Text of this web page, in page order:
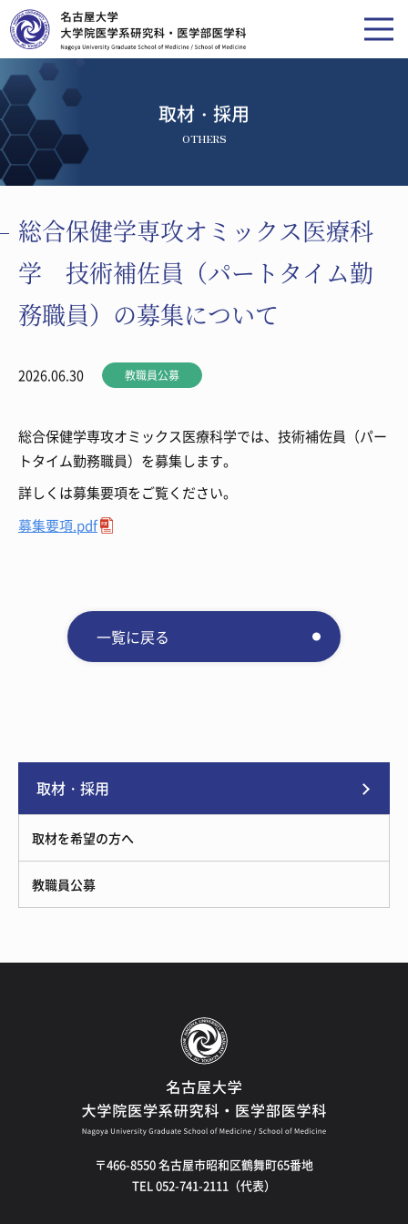
取材・採用
OTHERS
総合保健学専攻オミックス医療科
学 技術補佐員（パートタイム勤
務職員）の募集について
2026.06.30 教職員公募
総合保健学専攻オミックス医療科学では、技術補佐員（パー
トタイム勤務職員）を募集します。
詳しくは募集要項をご覧ください。
募集要項.pdf
一覧に戻る
取材・採用
取材を希望の方へ
教職員公募
〒466-8550 名古屋市昭和区鶴舞町65番地
TEL 052-741-2111（代表）